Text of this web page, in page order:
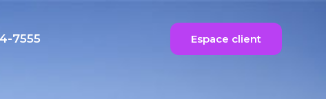
7555 Espace client